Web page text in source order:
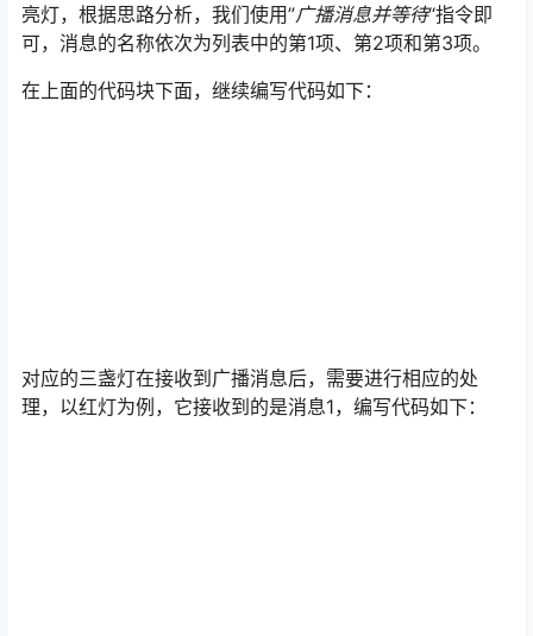
亮灯，根据思路分析，我们使用”广播消息并等待“指令即
可，消息的名称依次为列表中的第1项、第2项和第3项。
在上面的代码块下面，继续编写代码如下：
对应的三盏灯在接收到广播消息后，需要进行相应的处
理，以红灯为例，它接收到的是消息1，编写代码如下：